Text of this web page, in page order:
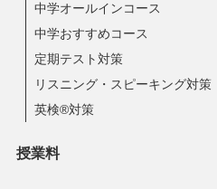
中学オールインコース
中学おすすめコース
定期テスト対策
リスニング・スピーキング対策
英検®対策
授業料